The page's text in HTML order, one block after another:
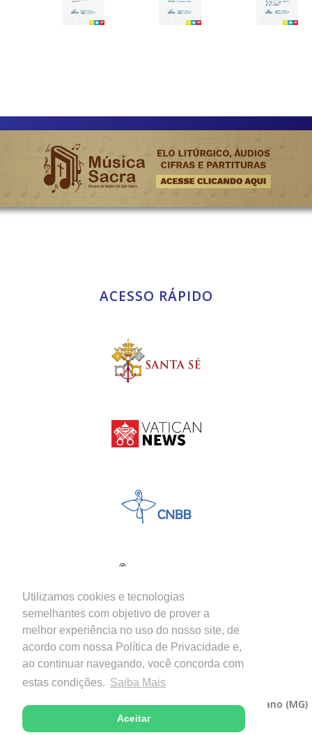
Utilizamos cookies e tecnologias
semelhantes com objetivo de prover a
melhor experiência no uso do nosso site, de
acordo com nossa Política de Privacidade e,
ao continuar navegando, você concorda com
estas condições. Saiba Mais
Aceitar
ACESSO RÁPIDO
Copyright © 2026 - Diocese de Itabira-Coronel Fabriciano (MG)
Desenvolvido com excelência por